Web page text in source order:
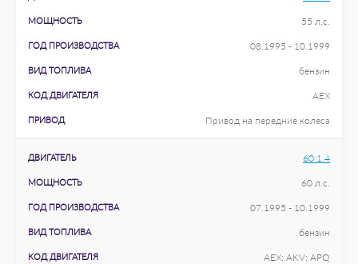
МОЩНОСТЬ 55 л.с.
ГОД ПРОИЗВОДСТВА 08.1995 - 10.1999
ВИД ТОПЛИВА бензин
КОД ДВИГАТЕЛЯ AEX
ПРИВОД Привод на передние колеса
ДВИГАТЕЛЬ 60 1.4
МОЩНОСТЬ 60 л.с.
ГОД ПРОИЗВОДСТВА 07.1995 - 10.1999
ВИД ТОПЛИВА бензин
КОД ДВИГАТЕЛЯ AEX; AKV; APQ